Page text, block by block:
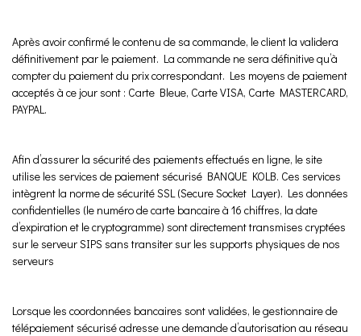
Après avoir confirmé le contenu de sa commande, le client la validera
définitivement par le paiement. La commande ne sera définitive qu’à
compter du paiement du prix correspondant. Les moyens de paiement
acceptés à ce jour sont : Carte Bleue, Carte VISA, Carte MASTERCARD,
PAYPAL.
Afin d’assurer la sécurité des paiements effectués en ligne, le site
utilise les services de paiement sécurisé BANQUE KOLB. Ces services
intègrent la norme de sécurité SSL (Secure Socket Layer). Les données
confidentielles (le numéro de carte bancaire à 16 chiffres, la date
d’expiration et le cryptogramme) sont directement transmises cryptées
sur le serveur SIPS sans transiter sur les supports physiques de nos
serveurs
Lorsque les coordonnées bancaires sont validées, le gestionnaire de
télépaiement sécurisé adresse une demande d’autorisation au réseau